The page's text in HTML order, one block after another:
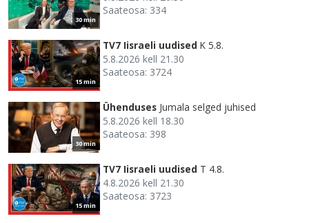
30 min
Saateosa: 334
15 min
TV7 Iisraeli uudised K 5.8.
5.8.2026 kell 21.30
Saateosa: 3724
30 min
Ühenduses Jumala selged juhised
5.8.2026 kell 18.30
Saateosa: 398
15 min
TV7 Iisraeli uudised T 4.8.
4.8.2026 kell 21.30
Saateosa: 3723